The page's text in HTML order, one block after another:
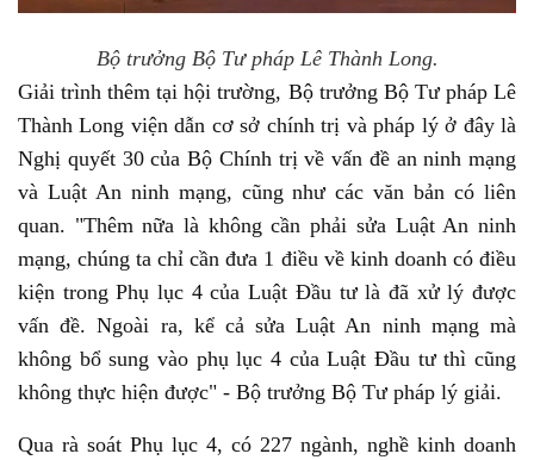
Bộ trưởng Bộ Tư pháp Lê Thành Long.
Giải trình thêm tại hội trường, Bộ trưởng Bộ Tư pháp Lê
Thành Long viện dẫn cơ sở chính trị và pháp lý ở đây là
Nghị quyết 30 của Bộ Chính trị về vấn đề an ninh mạng
và Luật An ninh mạng, cũng như các văn bản có liên
quan. "Thêm nữa là không cần phải sửa Luật An ninh
mạng, chúng ta chỉ cần đưa 1 điều về kinh doanh có điều
kiện trong Phụ lục 4 của Luật Đầu tư là đã xử lý được
vấn đề. Ngoài ra, kể cả sửa Luật An ninh mạng mà
không bổ sung vào phụ lục 4 của Luật Đầu tư thì cũng
không thực hiện được" - Bộ trưởng Bộ Tư pháp lý giải.
Qua rà soát Phụ lục 4, có 227 ngành, nghề kinh doanh